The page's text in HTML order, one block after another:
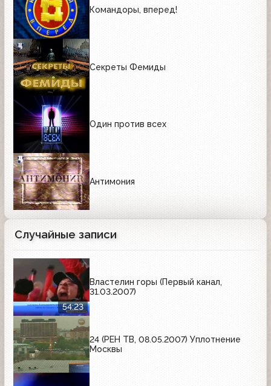
Командоры, вперед!
Секреты Фемиды
Один против всех
Антимония
Случайные записи
54:23
Властелин горы (Первый канал,
31.03.2007)
24 (РЕН ТВ, 08.05.2007) Уплотнение
Москвы